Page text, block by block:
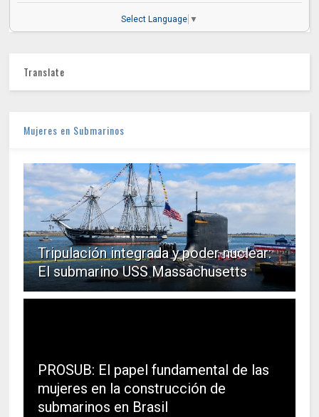
Select Language ▼
Translate
Mujeres en Submarinos
Tripulación integrada y poder nuclear:
El submarino USS Massachusetts
PROSUB: El papel fundamental de las
mujeres en la construcción de
submarinos en Brasil